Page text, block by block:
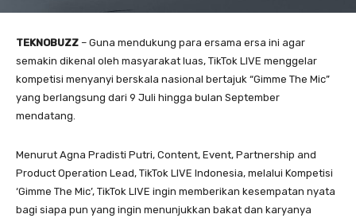
TEKNOBUZZ – Guna mendukung para ersama ersa ini agar
semakin dikenal oleh masyarakat luas, TikTok LIVE menggelar
kompetisi menyanyi berskala nasional bertajuk “Gimme The Mic”
yang berlangsung dari 9 Juli hingga bulan September
mendatang.
Menurut Agna Pradisti Putri, Content, Event, Partnership and
Product Operation Lead, TikTok LIVE Indonesia, melalui Kompetisi
‘Gimme The Mic’, TikTok LIVE ingin memberikan kesempatan nyata
bagi siapa pun yang ingin menunjukkan bakat dan karyanya